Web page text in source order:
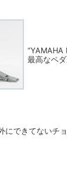
“YAMAHA
最高なペ
にできてないチョ